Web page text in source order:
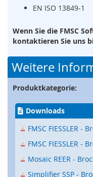
t
e
S
i
c
e
r
h
i
EN ISO 13849-1
Wenn Sie die FMSC
kontaktieren Sie uns
Weitere
Produktkategorie:
Downloads
FMSC FIESSLER -
FMSC FIESSLER -
Mosaic REER -
Simplifier SSP -